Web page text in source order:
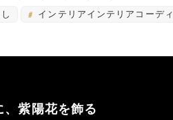
インテリアインテリアコーデ
紫陽花を飾る